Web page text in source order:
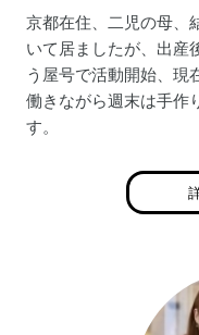
京都在住、二児の母、
いて居ましたが、出産
う屋号で活動開始、現
働きながら週末は手作
す。